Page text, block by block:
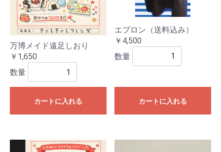
万博メイド遠足しおり
￥1,650
数量
カートに入れる
エプロン（送料込み）
￥4,500
数量
カートに入れる